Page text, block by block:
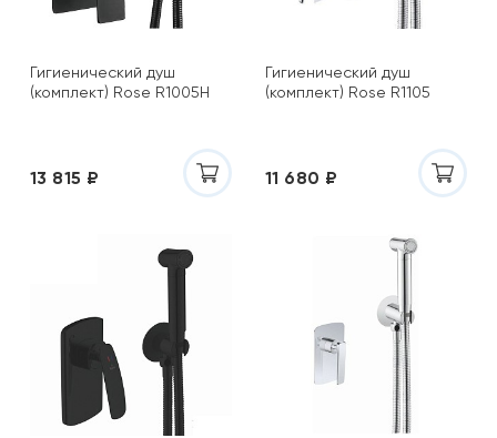
Гигиенический душ
(комплект) Rose R1005H
13 815 ₽
Гигиенический душ
(комплект) Rose R1105
11 680 ₽